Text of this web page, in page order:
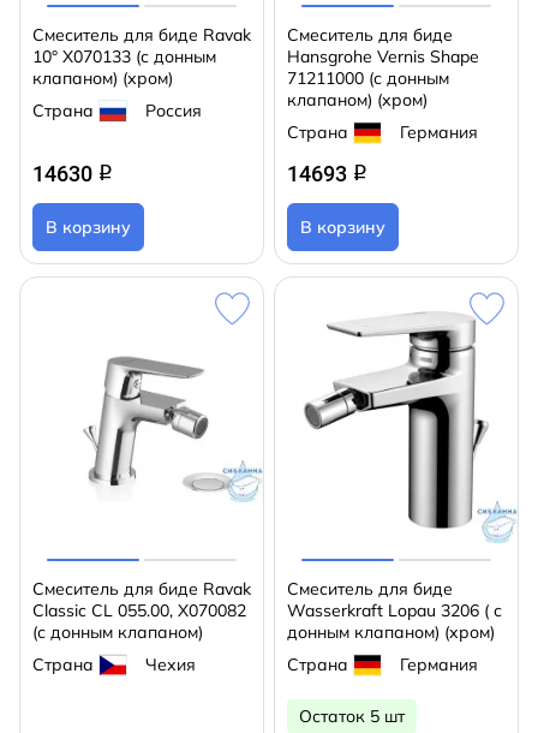
Смеситель для биде Ravak
10° X070133 (с донным
клапаном) (хром)
Страна
Россия
14630 q
В корзину
Смеситель для биде
Hansgrohe Vernis Shape
71211000 (с донным
клапаном) (хром)
Страна
Германия
14693 q
В корзину
Смеситель для биде Ravak
Classic CL 055.00, X070082
(с донным клапаном)
Страна
Чехия
Смеситель для биде
Wasserkraft Lopau 3206 ( с
донным клапаном) (хром)
Страна
Германия
Остаток 5 шт